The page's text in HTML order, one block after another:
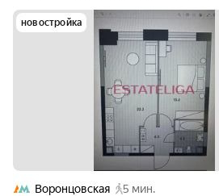
новостройка
Воронцовская
5 мин.